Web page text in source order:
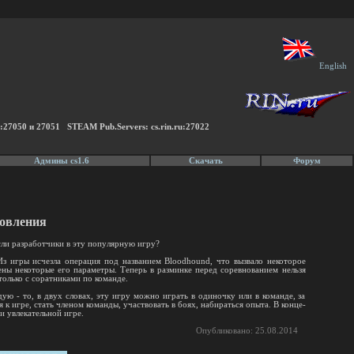
English
и 27051 STEAM Pub.Servers: cs.rin.ru:27022
Админы cs1.6 Скачать Форум
разработчики в эту популярную игру?
игры исчезла операция под названием Bloodhound, что вызвало некоторое
некоторые его параметры. Теперь в разминке перед соревнованием нельзя
с соратниками по команде.
- то, в двух словах, эту игру можно играть в одиночку или в команде, за
игре, стать членом команды, участвовать в боях, набираться опыта. В конце-
игре.
Опубликовано: 25.08.2014